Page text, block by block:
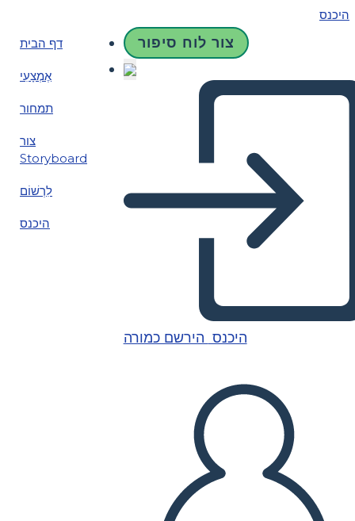
היכנס
דף הבית
אֶמְצָעִי
תמחור
צור
Storyboard
לִרְשׁוֹם
היכנס
צור לוח סיפור
היכנס הירשם כמורה